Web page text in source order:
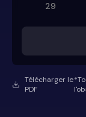
29
Télécharger le
PDF